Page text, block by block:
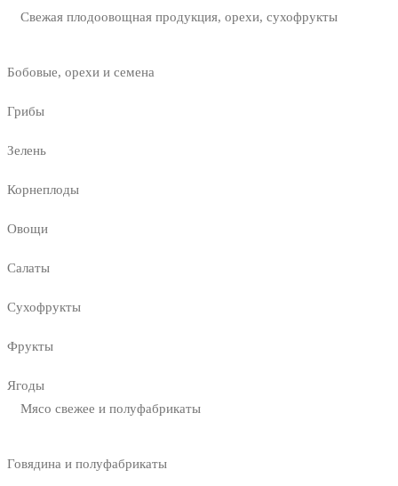
Свежая плодоовощная продукция, орехи, сухофрукты
Бобовые, орехи и семена
Грибы
Зелень
Корнеплоды
Овощи
Салаты
Сухофрукты
Фрукты
Ягоды
Мясо свежее и полуфабрикаты
Говядина и полуфабрикаты